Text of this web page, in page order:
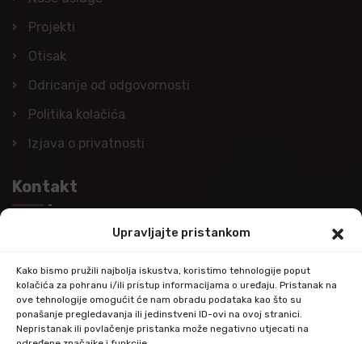
Upravljajte pristankom
Kako bismo pružili najbolja iskustva, koristimo tehnologije poput
kolačića za pohranu i/ili pristup informacijama o uređaju. Pristanak na
ove tehnologije omogućit će nam obradu podataka kao što su
ponašanje pregledavanja ili jedinstveni ID-ovi na ovoj stranici.
Nepristanak ili povlačenje pristanka može negativno utjecati na
Projekti
Otisak
Odricanje od odgovornosti
Politika kolačića
Izjava o privatnosti
Kontakt
Nazovite nas
Pošaljite e-mail
info@kupitapetu.com